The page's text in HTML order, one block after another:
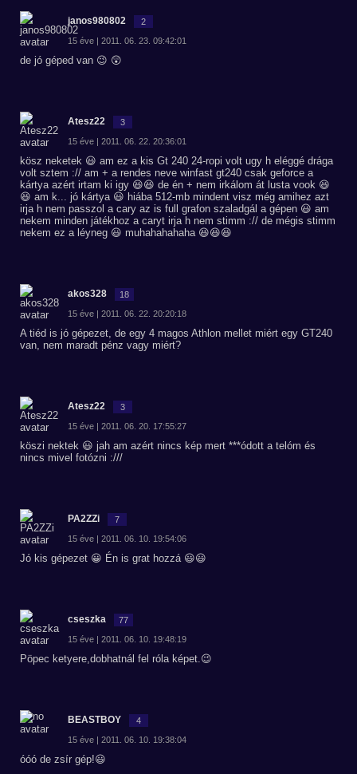
janos980802 2
15 éve | 2011. 06. 23. 09:42:01
de jó géped van 😉 😲
Atesz22 3
15 éve | 2011. 06. 22. 20:36:01
kösz neketek 😃 am ez a kis Gt 240 24-ropi volt ugy h eléggé drága
volt sztem :// am + a rendes neve winfast gt240 csak geforce a
kártya azért irtam ki igy 😆😆 de én + nem irkálom át lusta vook 😆
😆 am k... jó kártya 😃 hiába 512-mb mindent visz még amihez azt
irja h nem passzol a cary az is full grafon szaladgál a gépen 😃 am
nekem minden játékhoz a caryt irja h nem stimm :// de mégis stimm
nekem ez a léyneg 😃 muhahahahaha 😆😆😆
akos328 18
15 éve | 2011. 06. 22. 20:20:18
A tiéd is jó gépezet, de egy 4 magos Athlon mellet miért egy GT240
van, nem maradt pénz vagy miért?
Atesz22 3
15 éve | 2011. 06. 20. 17:55:27
köszi nektek 😃 jah am azért nincs kép mert ***ódott a telóm és
nincs mivel fotózni :///
PA2ZZi 7
15 éve | 2011. 06. 10. 19:54:06
Jó kis gépezet 😀 Én is grat hozzá 😃😃
cseszka 77
15 éve | 2011. 06. 10. 19:48:19
Pöpec ketyere,dobhatnál fel róla képet.😉
BEASTBOY 4
15 éve | 2011. 06. 10. 19:38:04
óóó de zsír gép!😃